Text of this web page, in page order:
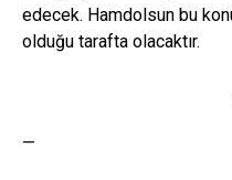
edecek. Hamdolsun bu
olduğu tarafta olacaktır.
—